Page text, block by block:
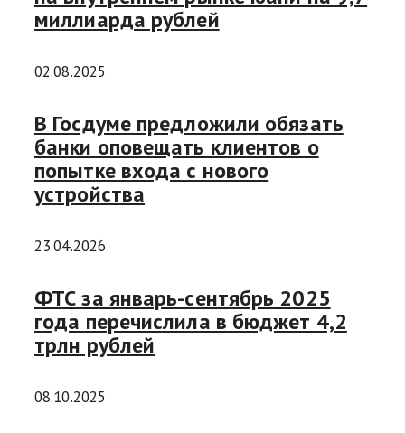
миллиарда рублей
02.08.2025
В Госдуме предложили обязать
банки оповещать клиентов о
попытке входа с нового
устройства
23.04.2026
ФТС за январь-сентябрь 2025
года перечислила в бюджет 4,2
трлн рублей
08.10.2025